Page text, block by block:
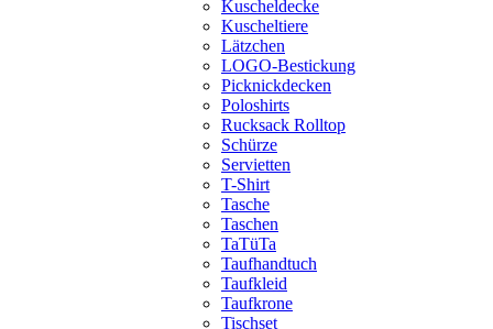
Kuscheldecke
Kuscheltiere
Lätzchen
LOGO-Bestickung
Picknickdecken
Poloshirts
Rucksack Rolltop
Schürze
Servietten
T-Shirt
Tasche
Taschen
TaTüTa
Taufhandtuch
Taufkleid
Taufkrone
Tischset